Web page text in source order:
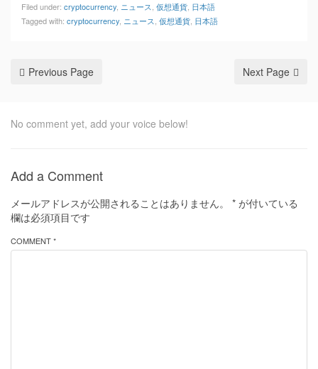
Filed under: cryptocurrency ニュース 仮想通貨 日本語
Tagged with: cryptocurrency ニュース 仮想通貨 日本語
Previous Page Next Page
No comment yet, add your voice below!
Add a Comment
メールアドレスが公開されることはありません。 * が付いている
欄は必須項目です
COMMENT *